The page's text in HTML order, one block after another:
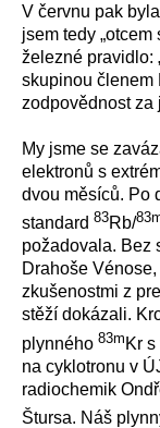
V červnu pak
jsem tedy
železné pravidlo:
skupinou členem
zodpovědnost za
My jsme se
elektronů s
dvou měsíců. Po
standard 83Rb/
požadovala. Bez
Drahoše
zkušenostmi z
stěží dokázali.
plynného 83m Kr
na cyklotronu v
radiochemik
Štursa. Náš